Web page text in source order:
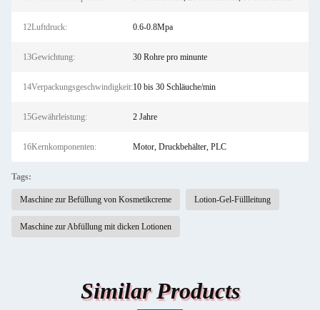
12Luftdruck: 0.6-0.8Mpa
13Gewichtung: 30 Rohre pro minunte
14Verpackungsgeschwindigkeit:10 bis 30 Schläuche/min
15Gewährleistung: 2 Jahre
16Kernkomponenten: Motor, Druckbehälter, PLC
Tags:
Maschine zur Befüllung von Kosmetikcreme Lotion-Gel-Füllleitung
Maschine zur Abfüllung mit dicken Lotionen
Similar Products